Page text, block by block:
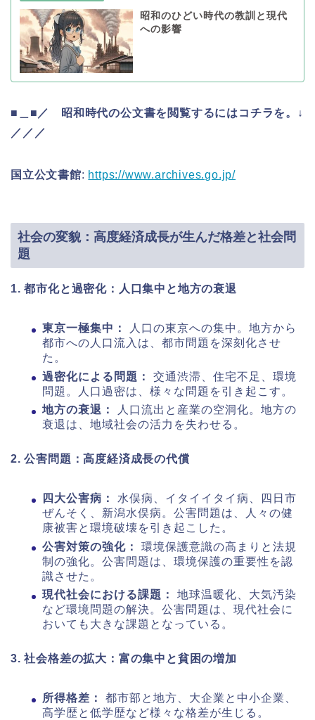
昭和のひどい時代の教訓と現代
への影響
■＿■／ 昭和時代の公文書を閲覧するにはコチラを。↓
／／／
国立公文書館: https://www.archives.go.jp/
社会の変貌：高度経済成長が生んだ格差と社会問
題
1. 都市化と過密化：人口集中と地方の衰退
東京一極集中：
人口の東京への集中。地方から
都市への人口流入は、都市問題を深刻化させ
た。
過密化による問題：
交通渋滞、住宅不足、環境
問題。人口過密は、様々な問題を引き起こす。
地方の衰退：
人口流出と産業の空洞化。地方の
衰退は、地域社会の活力を失わせる。
2. 公害問題：高度経済成長の代償
四大公害病：
水俣病、イタイイタイ病、四日市
ぜんそく、新潟水俣病。公害問題は、人々の健
康被害と環境破壊を引き起こした。
公害対策の強化：
環境保護意識の高まりと法規
制の強化。公害問題は、環境保護の重要性を認
識させた。
現代社会における課題：
地球温暖化、大気汚染
など環境問題の解決。公害問題は、現代社会に
おいても大きな課題となっている。
3. 社会格差の拡大：富の集中と貧困の増加
所得格差：
都市部と地方、大企業と中小企業、
高学歴と低学歴など様々な格差が生じる。